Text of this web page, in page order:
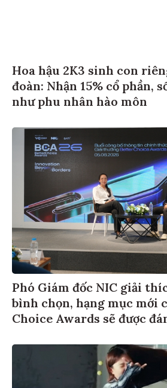
Hoa hậu 2K3 sinh con
đoàn: Nhận 15% cổ phần,
như phu nhân hào môn
Phó Giám đốc NIC giải
bình chọn, hạng mục mới
Choice Awards sẽ được